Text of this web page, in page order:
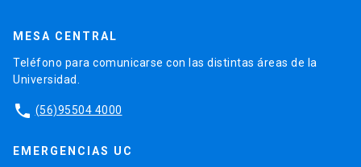
MESA CENTRAL
Teléfono para comunicarse con las distintas áreas de la
Universidad.
phone (56)95504 4000
EMERGENCIAS UC